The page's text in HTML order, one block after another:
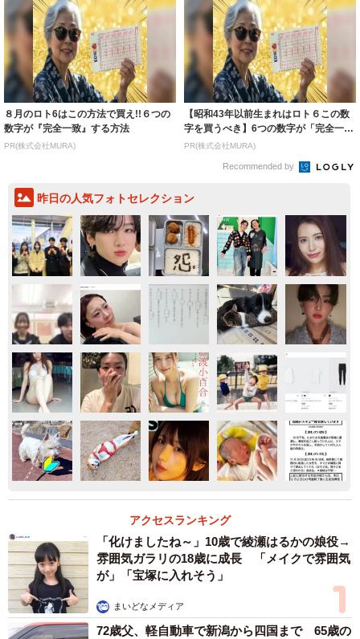
８月のロト6はこの方法で買え!!６つの
数字が『完全一致』する方法
PR(株式会社MURA)
【昭和43年以前生まれはロト６この数
字を買うべき】6つの数字が「完全一
致」する方...
PR(株式会社MURA)
Recommended by
昨日の人気フォトセレクション
アクセスランキング
「化けましたね～」10歳で綾瀬はるかの娘役→
雰囲気ガラリの18歳に成長 「メイクで雰囲気
が」「宝塚に入れそう」
まいどなメディア
72歳父、軽自動車で新潟から四国まで 65歳の